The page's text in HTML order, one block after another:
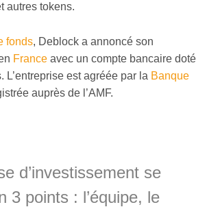
autres tokens.
fonds, Deblock a annoncé son
France avec un compte bancaire doté
L’entreprise est agréée par la Banque
auprès de l’AMF.
d’investissement se
3 points : l’équipe, le